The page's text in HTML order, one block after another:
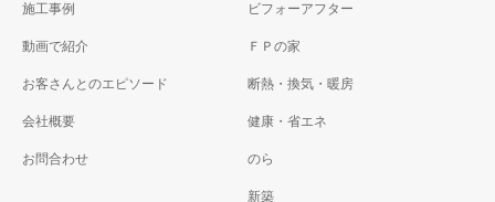
施工事例
動画で紹介
お客さんとのエピソード
会社概要
お問合わせ
ビフォーアフター
ＦＰの家
断熱・換気・暖房
健康・省エネ
のら
新築